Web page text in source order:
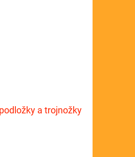
a trojnožky